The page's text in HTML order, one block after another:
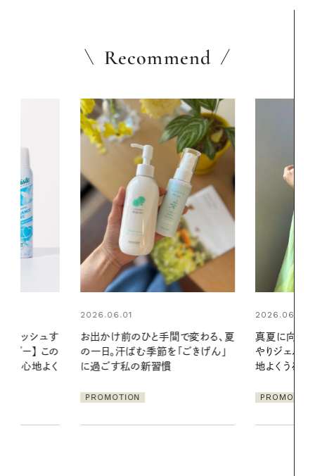
Recommend
変わる、夏
ごきげん」
2026.06.01
真夏に向けて、ハーブが香るひん
やりジェルと出合う。暑い季節に心
地よくうるおう、軽やかなボディケ
PROMOTION
2026.07.21
発・ベーリングの
リーとの重